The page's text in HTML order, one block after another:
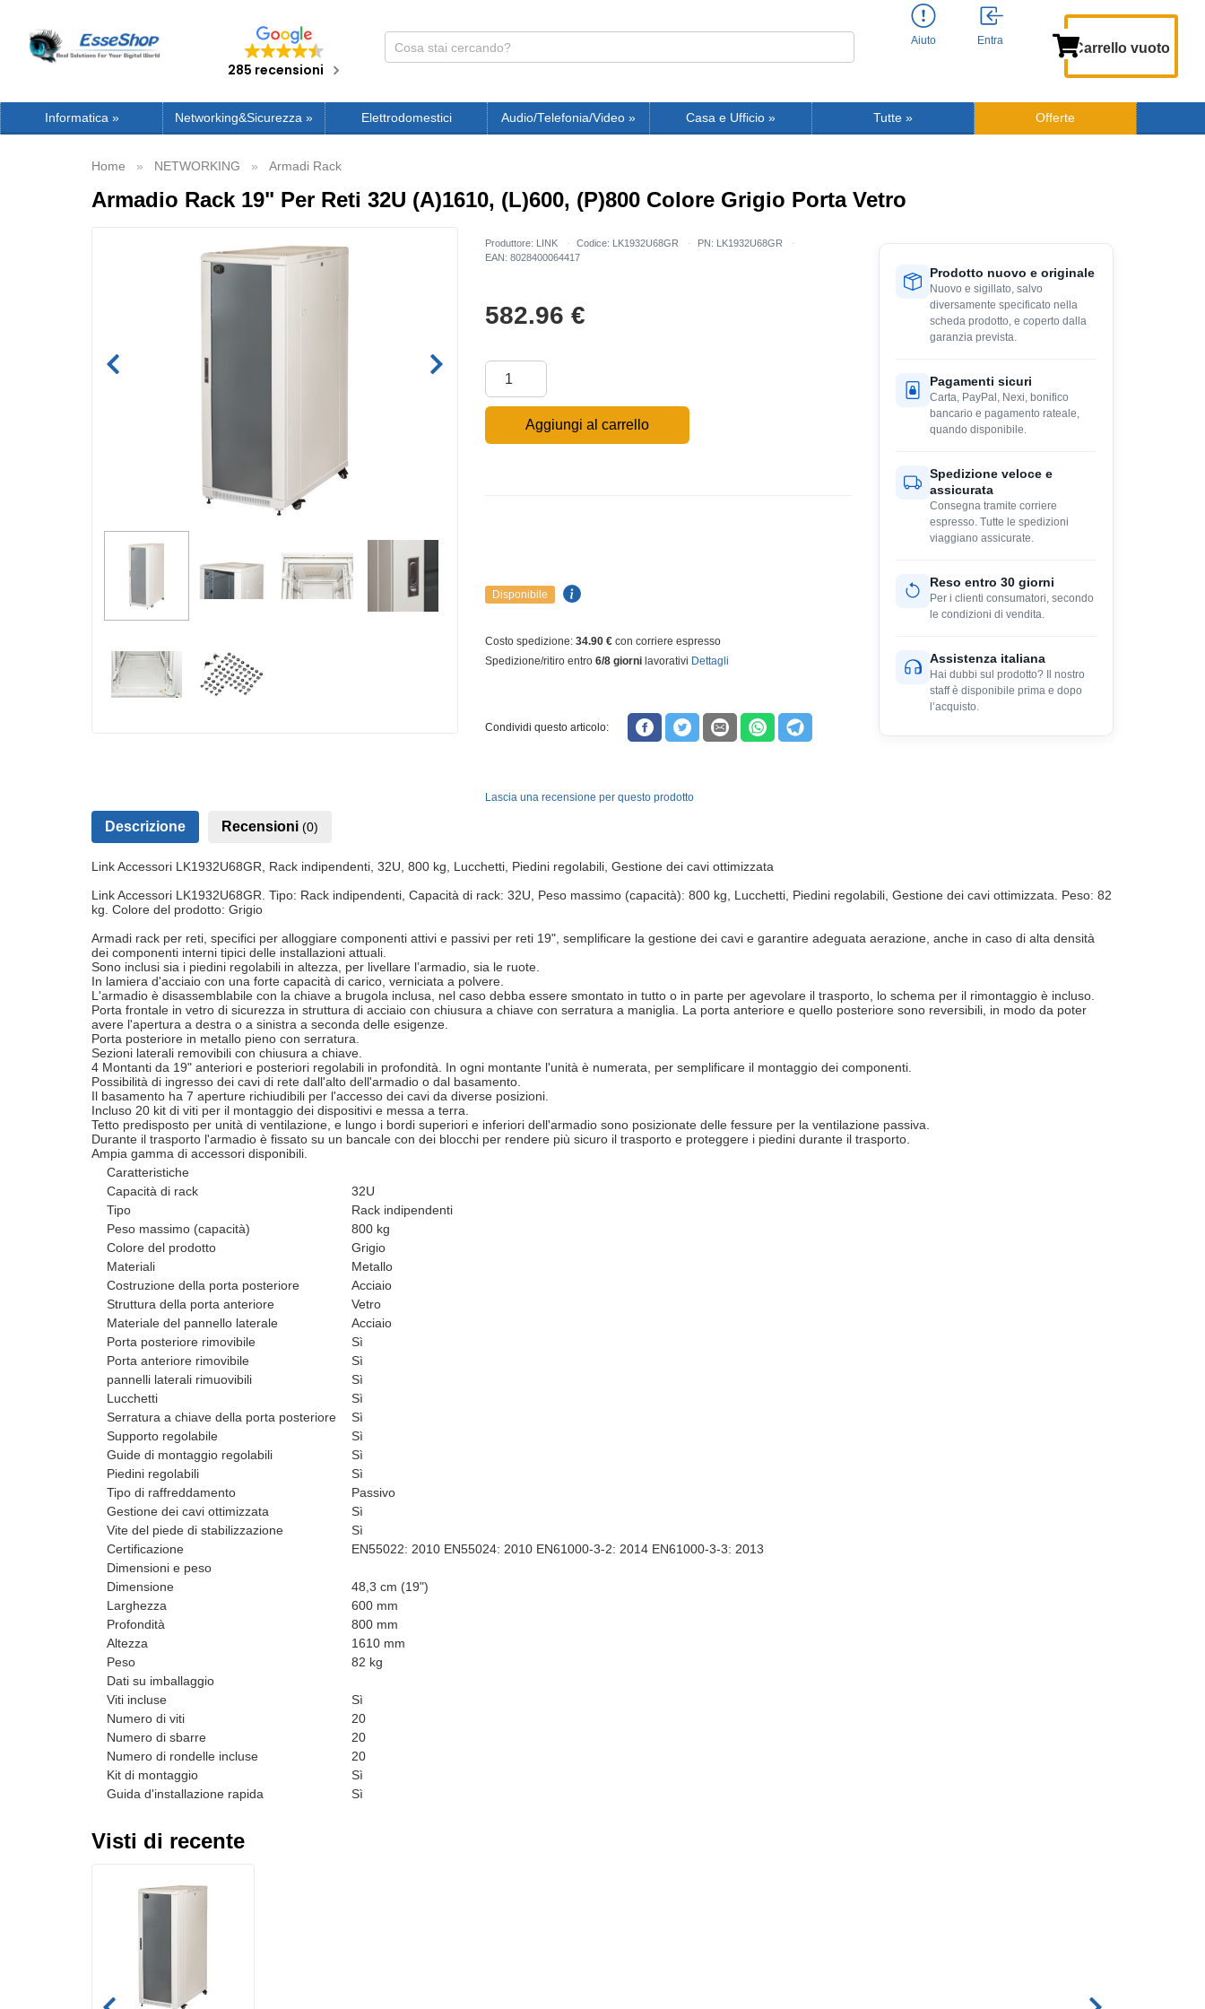
285 recensioni
Aiuto Entra Carrello vuoto
Informatica» Networking&Sicurezza » Elettrodomestici Audio/Telefonia/Video » Casa e Ufficio » Tutte » Offerte
Home NETWORKING Armadi Rack
Armadio Rack 19" Per Reti 32U (A)1610, (L)600, (P)800 Colore Grigio Porta Vetro
Produttore: LINK Codice: LK1932U68GR
PN: LK1932U68GR
EAN: 8028400064417
582.96 €
Aggiungi al carrello
Disponibile
Costo spedizione: 34.90 €con corriere espresso
Spedizione/ritiro entro 6/8 giornilavorativi Dettagli
Condividi questo articolo:
Lascia una recensione per questo prodotto
Prodotto nuovo e originale
Nuovo e sigillato, salvo
diversamente specificato nella
scheda prodotto, e coperto dalla
garanzia prevista.
Pagamenti sicuri
Carta, PayPal, Nexi, bonifico
bancario e pagamento rateale,
quando disponibile.
Spedizione veloce e
assicurata
Consegna tramite corriere
espresso. Tutte le spedizioni
viaggiano assicurate.
Reso entro 30 giorni
Per i clienti consumatori, secondo
le condizioni di vendita.
Assistenza italiana
Hai dubbi sul prodotto? Il nostro
staff è disponibile prima e dopo
l’acquisto.
Descrizione Recensioni (0)
Link Accessori LK1932U68GR, Rack indipendenti, 32U, 800 kg, Lucchetti, Piedini regolabili, Gestione dei cavi ottimizzata
Link Accessori LK1932U68GR. Tipo: Rack indipendenti, Capacità di rack: 32U, Peso massimo (capacità): 800 kg, Lucchetti, Piedini regolabili, Gestione dei cavi ottimizzata. Peso: 82
kg. Colore del prodotto: Grigio
Armadi rack per reti, specifici per alloggiare componenti attivi e passivi per reti 19", semplificare la gestione dei cavi e garantire adeguata aerazione, anche in caso di alta densità
dei componenti interni tipici delle installazioni attuali.
Sono inclusi sia i piedini regolabili in altezza, per livellare l’armadio, sia le ruote.
In lamiera d'acciaio con una forte capacità di carico, verniciata a polvere.
L'armadio è disassemblabile con la chiave a brugola inclusa, nel caso debba essere smontato in tutto o in parte per agevolare il trasporto, lo schema per il rimontaggio è incluso.
Porta frontale in vetro di sicurezza in struttura di acciaio con chiusura a chiave con serratura a maniglia. La porta anteriore e quello posteriore sono reversibili, in modo da poter
avere l'apertura a destra o a sinistra a seconda delle esigenze.
Porta posteriore in metallo pieno con serratura.
Sezioni laterali removibili con chiusura a chiave.
4 Montanti da 19" anteriori e posteriori regolabili in profondità. In ogni montante l'unità è numerata, per semplificare il montaggio dei componenti.
Possibilità di ingresso dei cavi di rete dall'alto dell'armadio o dal basamento.
Il basamento ha 7 aperture richiudibili per l'accesso dei cavi da diverse posizioni.
Incluso 20 kit di viti per il montaggio dei dispositivi e messa a terra.
Tetto predisposto per unità di ventilazione, e lungo i bordi superiori e inferiori dell'armadio sono posizionate delle fessure per la ventilazione passiva.
Durante il trasporto l'armadio è fissato su un bancale con dei blocchi per rendere più sicuro il trasporto e proteggere i piedini durante il trasporto.
Ampia gamma di accessori disponibili.
Caratteristiche
Capacità di rack
32U
Tipo
Rack indipendenti
Peso massimo (capacità)
800 kg
Colore del prodotto
Grigio
Materiali
Metallo
Costruzione della porta posteriore
Acciaio
Struttura della porta anteriore
Vetro
Materiale del pannello laterale
Acciaio
Porta posteriore rimovibile
Sì
Porta anteriore rimovibile
Sì
pannelli laterali rimuovibili
Sì
Lucchetti
Sì
Serratura a chiave della porta posteriore
Sì
Supporto regolabile
Sì
Guide di montaggio regolabili
Sì
Piedini regolabili
Sì
Tipo di raffreddamento
Passivo
Gestione dei cavi ottimizzata
Sì
Vite del piede di stabilizzazione
Sì
Certificazione
EN55022: 2010 EN55024: 2010 EN61000-3-2: 2014 EN61000-3-3: 2013
Dimensioni e peso
Dimensione
48,3 cm (19")
Larghezza
600 mm
Profondità
800 mm
Altezza
1610 mm
Peso
82 kg
Dati su imballaggio
Viti incluse
Sì
Numero di viti
20
Numero di sbarre
20
Numero di rondelle incluse
20
Kit di montaggio
Sì
Guida d'installazione rapida
Sì
Visti di recente